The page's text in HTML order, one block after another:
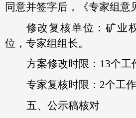
同意并签字后，《专家组意
修改复核单位：矿业
位，专家组组长。
方案修改时限：13个工
专家复核时限：2个工作
五、公示稿核对